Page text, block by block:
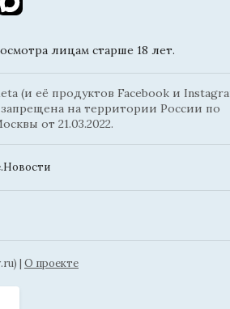
лицам старше 18 лет.
(и её продуктов Facebook и
на территории России по
от 21.03.2022.
| О проекте